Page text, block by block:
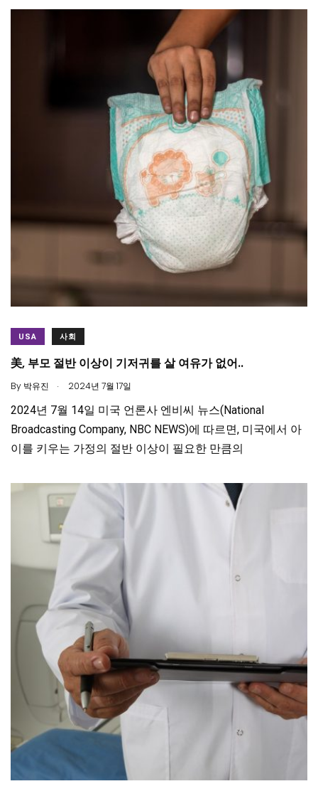
USA 사회
美, 부모 절반 이상이 기저귀를 살 여유가 없어..
By 박유진 . 2024년 7월 17일
2024년 7월 14일 미국 언론사 엔비씨 뉴스(National
Broadcasting Company, NBC NEWS)에 따르면, 미국에서 아
이를 키우는 가정의 절반 이상이 필요한 만큼의